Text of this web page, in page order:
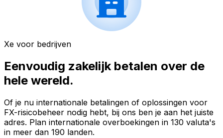
Xe voor bedrijven
Eenvoudig zakelijk betalen over de
hele wereld.
Of je nu internationale betalingen of oplossingen voor
FX-risicobeheer nodig hebt, bij ons ben je aan het juiste
adres. Plan internationale overboekingen in 130 valuta's
in meer dan 190 landen.